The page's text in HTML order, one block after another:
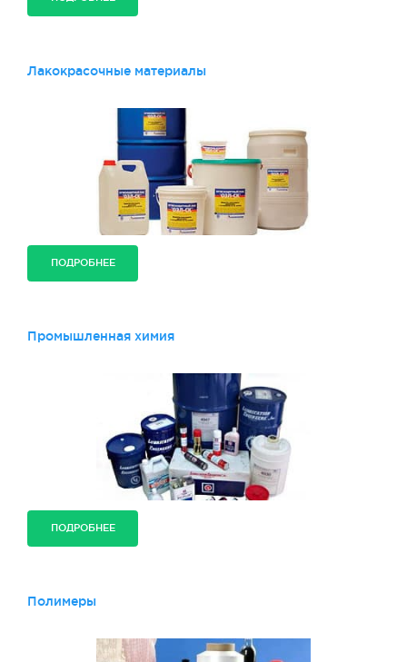
Лакокрасочные материалы
ПОДРОБНЕЕ
Промышленная химия
ПОДРОБНЕЕ
Полимеры